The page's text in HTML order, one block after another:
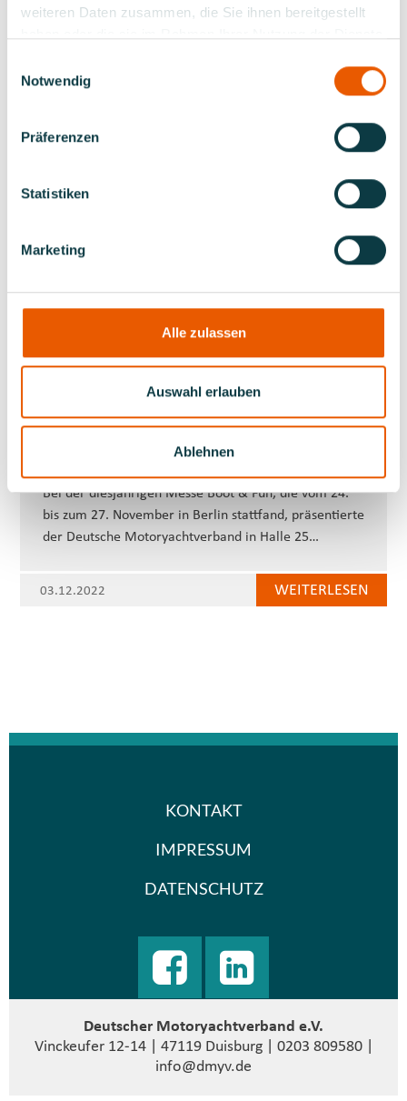
weiteren Daten zusammen, die Sie ihnen bereitgestellt
Notwendig
Präferenzen
Statistiken
Marketing
Alle zulassen
Auswahl erlauben
Ablehnen
stark vertreten
Vereinigten Arabischen Emiraten die 95.
Motonautique…
Bei der diesjährigen Messe Boot & Fun, die vom 24.
bis zum 27. November in Berlin stattfand, präsentierte
der Deutsche Motoryachtverband in Halle 25…
03.12.2022 WEITERLESEN
KONTAKT
IMPRESSUM
DATENSCHUTZ
Deutscher Motoryachtverband e.V.
Vinckeufer 12-14 | 47119 Duisburg | 0203 809580 |
info@dmyv.de